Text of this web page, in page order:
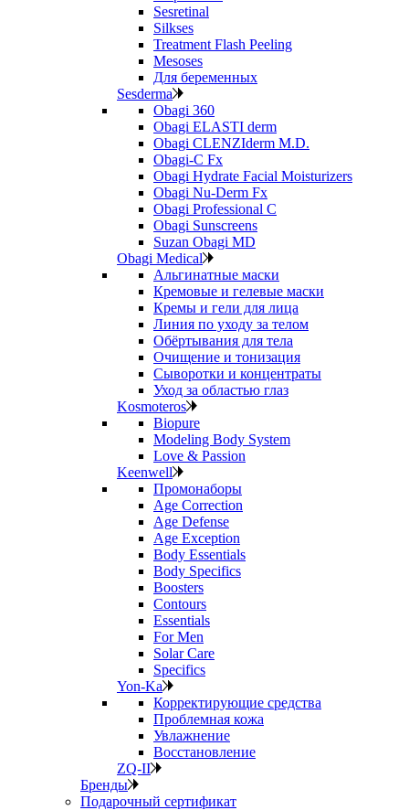
Sesretinal
Silkses
Treatment Flash Peeling
Mesoses
Для беременных
Sesderma
Obagi 360
Obagi ELASTI derm
Obagi CLENZIderm M.D.
Obagi-C Fx
Obagi Hydrate Facial Moisturizers
Obagi Nu-Derm Fx
Obagi Professional C
Obagi Sunscreens
Suzan Obagi MD
Obagi Medical
Альгинатные маски
Кремовые и гелевые маски
Кремы и гели для лица
Линия по уходу за телом
Обёртывания для тела
Очищение и тонизация
Сыворотки и концентраты
Уход за областью глаз
Kosmoteros
Biopure
Modeling Body System
Love & Passion
Keenwell
Промонаборы
Age Correction
Age Defense
Age Exception
Body Essentials
Body Specifics
Boosters
Contours
Essentials
For Men
Solar Care
Specifics
Yon-Ka
Корректирующие средства
Проблемная кожа
Увлажнение
Восстановление
ZQ-II
Бренды
Подарочный сертификат